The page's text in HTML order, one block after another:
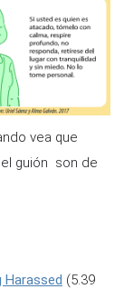
vea que
guión son de
Harassed (5.39